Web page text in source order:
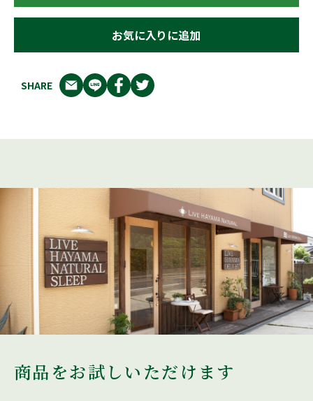
お気に入りに追加
SHARE
商品をお試しいただけます